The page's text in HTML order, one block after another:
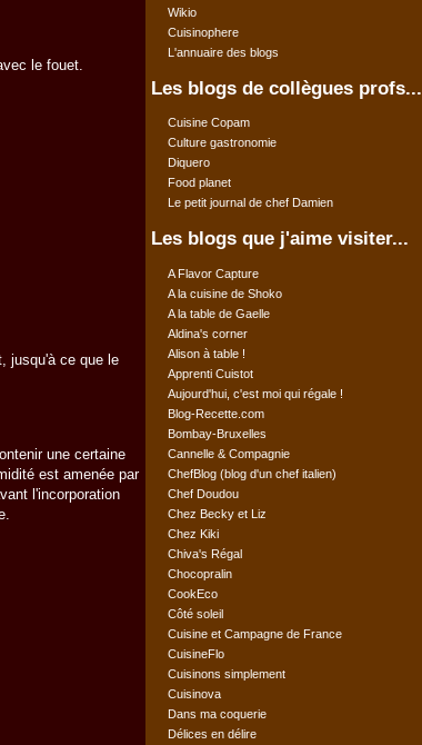
le fouet.
jusqu'à ce que le
une certaine
est amenée par
l'incorporation
Wikio
Cuisinophere
L'annuaire des blogs
Les blogs de collègues profs...
Cuisine Copam
Culture gastronomie
Diquero
Food planet
Le petit journal de chef Damien
Les blogs que j'aime visiter...
A Flavor Capture
A la cuisine de Shoko
A la table de Gaelle
Aldina's corner
Alison à table !
Apprenti Cuistot
Aujourd'hui, c'est moi qui régale !
Blog-Recette.com
Bombay-Bruxelles
Cannelle & Compagnie
ChefBlog (blog d'un chef italien)
Chef Doudou
Chez Becky et Liz
Chez Kiki
Chiva's Régal
Chocopralin
CookEco
Côté soleil
Cuisine et Campagne de France
CuisineFlo
Cuisinons simplement
Cuisinova
Dans ma coquerie
Délices en délire